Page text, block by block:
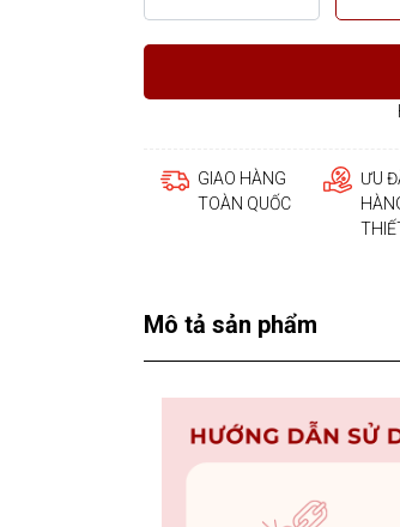
GIAO HÀNG
TOÀN QUỐC
ƯU
Mô tả sản phẩm